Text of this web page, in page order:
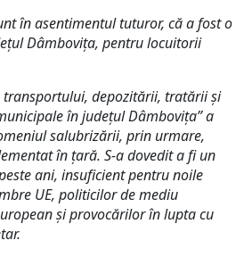
în asentimentul tuturor, că a fost o
Dâmbovița, pentru locuitorii
transportului, depozitării, tratării și
în județul Dâmbovița” a
salubrizării, prin urmare,
în țară. S-a dovedit a fi un
ani, insuficient pentru noile
UE, politicilor de mediu
și provocărilor în lupta cu